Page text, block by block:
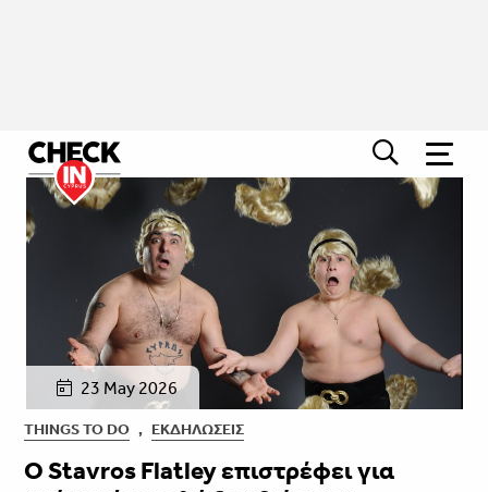
23 May 2026
THINGS TO DO , ΕΚΔΗΛΏΣΕΙΣ
Ο Stavros Flatley επιστρέφει για